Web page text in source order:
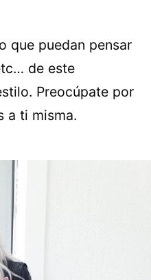
que puedan pensar
de este
Preocúpate por
a ti misma.